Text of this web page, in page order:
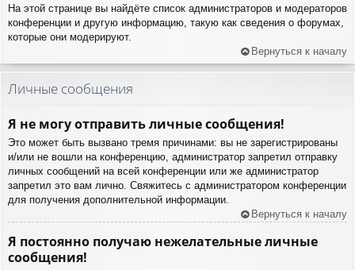
На этой странице вы найдёте список администраторов и модераторов
конференции и другую информацию, такую как сведения о форумах,
которые они модерируют.
Вернуться к началу
Личные сообщения
Я не могу отправить личные сообщения!
Это может быть вызвано тремя причинами: вы не зарегистрированы
и/или не вошли на конференцию, администратор запретил отправку
личных сообщений на всей конференции или же администратор
запретил это вам лично. Свяжитесь с администратором конференции
для получения дополнительной информации.
Вернуться к началу
Я постоянно получаю нежелательные личные
сообщения!